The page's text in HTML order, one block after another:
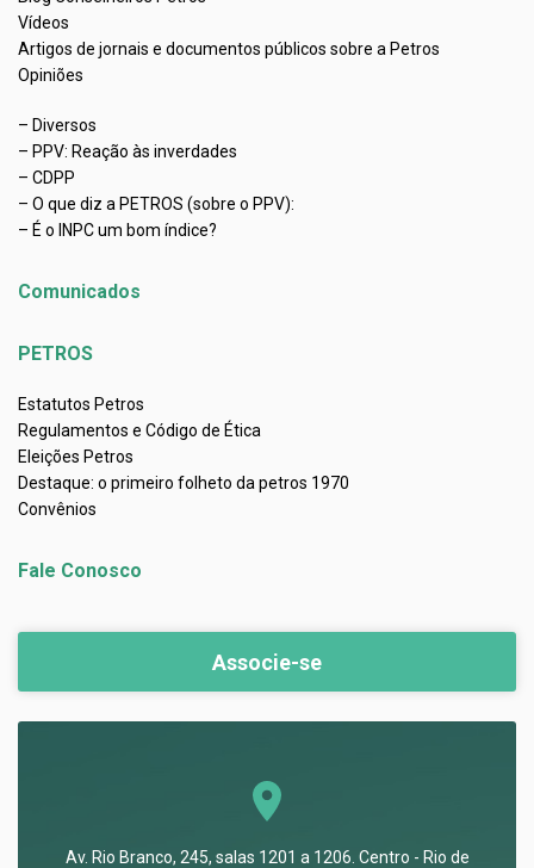
Vídeos
Artigos de jornais e documentos públicos sobre a Petros
Opiniões
– Diversos
– PPV: Reação às inverdades
– CDPP
– O que diz a PETROS (sobre o PPV):
– É o INPC um bom índice?
Comunicados
PETROS
Estatutos Petros
Regulamentos e Código de Ética
Eleições Petros
Destaque: o primeiro folheto da petros 1970
Convênios
Fale Conosco
Associe-se
Av. Rio Branco, 245, salas 1201 a 1206. Centro - Rio de